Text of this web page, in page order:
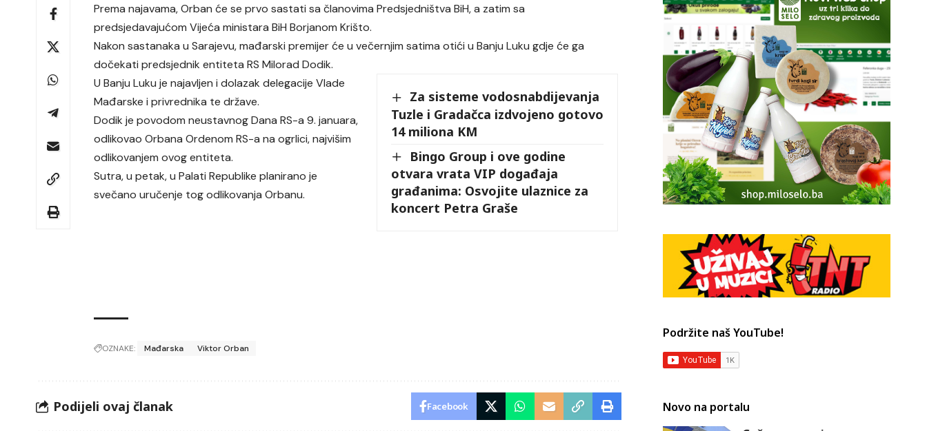
Prema najavama, Orban će se prvo sastati sa članovima Predsjedništva BiH, a zatim sa
predsjedavajućom Vijeća ministara BiH Borjanom Krišto.
Nakon sastanaka u Sarajevu, mađarski premijer će u večernjim satima otići u Banju Luku gdje će ga
dočekati predsjednik entiteta RS Milorad Dodik.
Za sisteme vodosnabdijevanja
Tuzle i Gradačca izdvojeno gotovo
14 miliona KM
Bingo Group i ove godine
otvara vrata VIP događaja
građanima: Osvojite ulaznice za
koncert Petra Graše
U Banju Luku je najavljen i dolazak delegacije Vlade
Mađarske i privrednika te države.
Dodik je povodom neustavnog Dana RS-a 9. januara,
odlikovao Orbana Ordenom RS-a na ogrlici, najvišim
odlikovanjem ovog entiteta.
Sutra, u petak, u Palati Republike planirano je
svečano uručenje tog odlikovanja Orbanu.
OZNAKE: Mađarska Viktor Orban
Podijeli ovaj članak Facebook
Podržite naš YouTube!
Novo na portalu